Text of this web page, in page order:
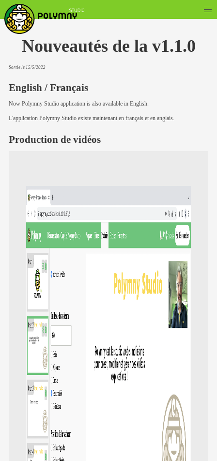
Nouveautés de la v1.1.0
Sortie le 15/5/2022
English / Français
Now Polymny Studio application is also available in English.
L'application Polymny Studio existe maintenant en français et en anglais.
Production de vidéos